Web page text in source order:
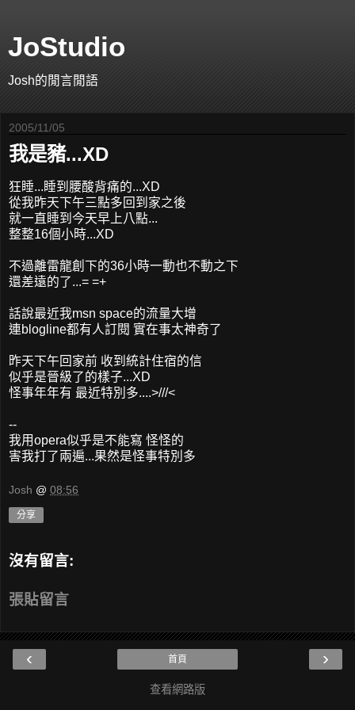
JoStudio
Josh的閒言閒語
2005/11/05
我是豬...XD
狂睡...睡到腰酸背痛的...XD
從我昨天下午三點多回到家之後
就一直睡到今天早上八點...
整整16個小時...XD
不過離雷龍創下的36小時一動也不動之下
還差遠的了...= =+
話說最近我msn space的流量大增
連blogline都有人訂閱 實在事太神奇了
昨天下午回家前 收到統計住宿的信
似乎是晉級了的樣子...XD
怪事年年有 最近特別多....>///<
--
我用opera似乎是不能寫 怪怪的
害我打了兩遍...果然是怪事特別多
Josh @ 08:56
分享
沒有留言:
張貼留言
‹ ›
首頁
查看網路版